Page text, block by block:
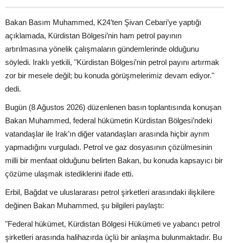
Bakan Basım Muhammed, K24’ten Şivan Cebari’ye yaptığı
açıklamada, Kürdistan Bölgesi’nin ham petrol payının
artırılmasına yönelik çalışmaların gündemlerinde olduğunu
söyledi. Iraklı yetkili, "Kürdistan Bölgesi’nin petrol payını artırmak
zor bir mesele değil; bu konuda görüşmelerimiz devam ediyor."
dedi.
Bugün (8 Ağustos 2026) düzenlenen basın toplantısında konuşan
Bakan Muhammed, federal hükümetin Kürdistan Bölgesi’ndeki
vatandaşlar ile Irak’ın diğer vatandaşları arasında hiçbir ayrım
yapmadığını vurguladı. Petrol ve gaz dosyasının çözülmesinin
milli bir menfaat olduğunu belirten Bakan, bu konuda kapsayıcı bir
çözüme ulaşmak istediklerini ifade etti.
Erbil, Bağdat ve uluslararası petrol şirketleri arasındaki ilişkilere
değinen Bakan Muhammed, şu bilgileri paylaştı:
"Federal hükümet, Kürdistan Bölgesi Hükümeti ve yabancı petrol
şirketleri arasında halihazırda üçlü bir anlaşma bulunmaktadır. Bu